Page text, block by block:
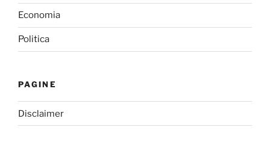
Economia
Politica
PAGINE
Disclaimer